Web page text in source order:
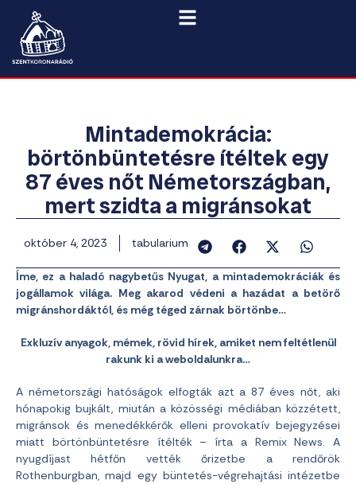
Mintademokrácia:
börtönbüntetésre ítéltek egy
87 éves nőt Németországban,
mert szidta a migránsokat
október 4, 2023 tabularium
Íme, ez a haladó nagybetűs Nyugat, a mintademokráciák és
jogállamok világa. Meg akarod védeni a hazádat a betörő
migránshordáktól, és még téged zárnak börtönbe…
Exkluzív anyagok, mémek, rövid hírek, amiket nem feltétlenül
rakunk ki a weboldalunkra…
A németországi hatóságok elfogták azt a 87 éves nőt, aki
hónapokig bujkált, miután a közösségi médiában közzétett,
migránsok és menedékkérők elleni provokatív bejegyzései
miatt börtönbüntetésre ítélték – írta a Remix News. A
nyugdíjast hétfőn vették őrizetbe a rendőrök
Rothenburgban, majd egy büntetés-végrehajtási intézetbe